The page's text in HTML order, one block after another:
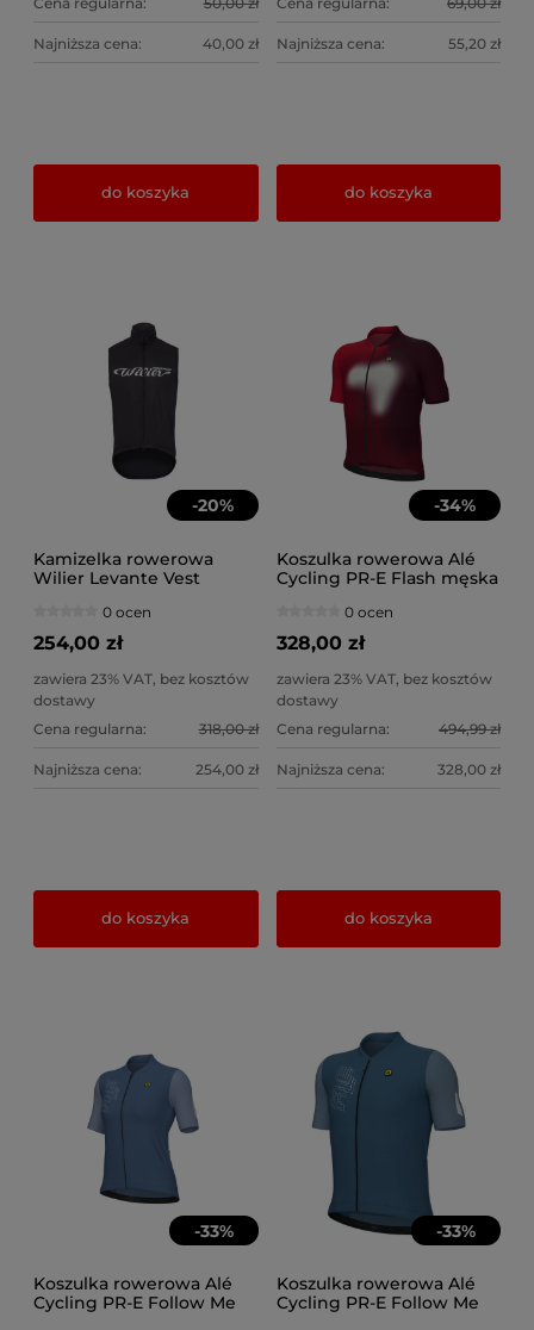
Najniższa cena: 40,00 zł
do koszyka
Najniższa cena: 55,20 zł
do koszyka
-20%
Kamizelka rowerowa
Wilier Levante Vest
0 ocen
254,00 zł
zawiera 23% VAT, bez kosztów
dostawy
Cena regularna:
318,00 zł
Najniższa cena: 254,00 zł
do koszyka
-34%
Koszulka rowerowa Alé
Cycling PR-E Flash męska
0 ocen
328,00 zł
zawiera 23% VAT, bez kosztów
dostawy
Cena regularna:
494,99 zł
Najniższa cena: 328,00 zł
do koszyka
-33%
Koszulka rowerowa Alé
Cycling PR-E Follow Me
-33%
Koszulka rowerowa Alé
Cycling PR-E Follow Me